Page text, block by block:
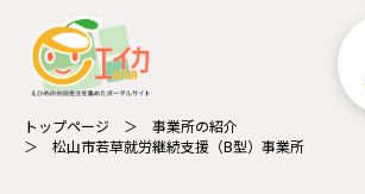
トップページ
事業所の紹介
松山市若草就労継続支援（B型）事業所
商品一覧